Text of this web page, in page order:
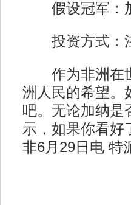
假设冠军：
投资方式：
作为非洲在世
洲人民的希望。
吧。无论加纳是
示，如果你看好
非6月29日电 特